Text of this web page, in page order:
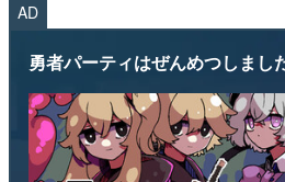
AD
勇者パーティはぜんめつしまし